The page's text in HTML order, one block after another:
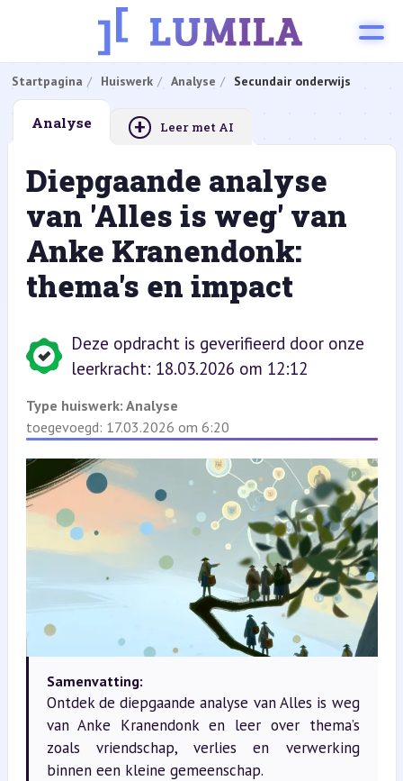
Startpagina Huiswerk Analyse Secundair onderwijs
Analyse + Leer met AI
Diepgaande analyse
van 'Alles is weg' van
Anke Kranendonk:
thema's en impact
Deze opdracht is geverifieerd door onze
leerkracht: 18.03.2026 om 12:12
Type huiswerk: Analyse
toegevoegd: 17.03.2026 om 6:20
Samenvatting:
Ontdek de diepgaande analyse van Alles is weg
van Anke Kranendonk en leer over thema’s
zoals vriendschap, verlies en verwerking
binnen een kleine gemeenschap.